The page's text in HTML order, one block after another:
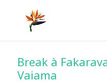
Break à
Vaiama